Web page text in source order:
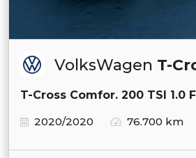
VolksWagen T-
T-Cross Comfor. 200 TSI 1.0
2020/2020
76.700 km